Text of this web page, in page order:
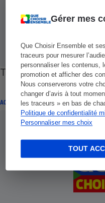
Gérer mes
Que Choisir Ensemble et
traceurs pour mesurer
personnaliser les contenus,
promotion et afficher des
Nous conserverons votre
changer d’avis à tout
les traceurs » en bas de
Politique de confidentialité
Personnaliser mes choix
TOUT
Tarifs bancaires - La
ACTUALITÉ